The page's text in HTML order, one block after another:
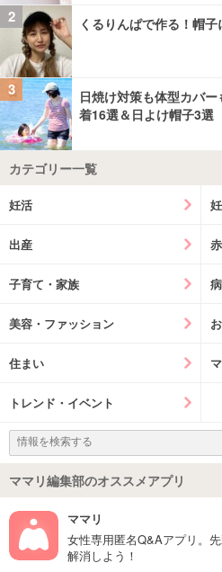
2 くるりんぱで作る！帽
3
日焼け対策も体型カバ
着16選＆日よけ帽子3選
カテゴリー一覧
妊活
出産
子育て・家族
美容・ファッション
住まい
トレンド・イベント
ママリ編集部のオススメアプリ
ママリ
女性専用匿名Q&Aアプリ。
解消しよう！